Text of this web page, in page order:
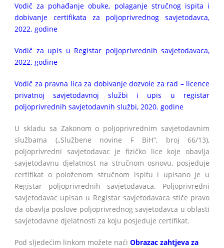
Vodič za pohađanje obuke, polaganje stručnog ispita i
dobivanje certifikata za poljoprivrednog savjetodavca,
2022. godine
Vodič za upis u Registar poljoprivrednih savjetodavaca,
2022. godine
Vodič za pravna lica za dobivanje dozvole za rad – licence
privatnoj savjetodavnoj službi i upis u registar
poljoprivrednih savjetodavnih službi, 2020. godine
U skladu sa Zakonom o poljoprivrednim savjetodavnim
službama („Službene novine F BiH“, broj 66/13),
poljoprivredni savjetodavac je fizičko lice koje obavlja
savjetodavnu djelatnost na stručnom osnovu, posjeduje
certifikat o položenom stručnom ispitu i upisano je u
Registar poljoprivrednih savjetodavaca. Poljoprivredni
savjetodavac upisan u Registar savjetodavaca stiče pravo
da obavlja poslove poljoprivrednog savjetodavca u oblasti
savjetodavne djelatnosti za koju posjeduje certifikat.
Pod sljedećim linkom možete naći Obrazac zahtjeva za